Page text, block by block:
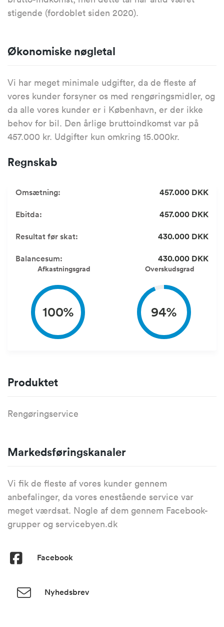
stigende (fordoblet siden 2020).
Økonomiske nøgletal
Vi har meget minimale udgifter, da de fleste af
vores kunder forsyner os med rengøringsmidler, og
da alle vores kunder er i København, er der ikke
behov for bil. Den årlige bruttoindkomst var på
457.000 kr. Udgifter kun omkring 15.000kr.
Regnskab
Omsætning: 457.000 DKK
Ebitda: 457.000 DKK
Resultat før skat: 430.000 DKK
Balancesum: 430.000 DKK
Afkastningsgrad
100%
Overskudsgrad
94%
Produktet
Rengøringservice
Markedsføringskanaler
Vi fik de fleste af vores kunder gennem
anbefalinger, da vores enestående service var
meget værdsat. Nogle af dem gennem Facebook-
grupper og servicebyen.dk
Facebook
Nyhedsbrev